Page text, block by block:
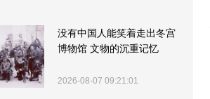
没有中国人能笑着走出冬宫
博物馆 文物的沉重记忆
2026-08-07 09:21:01